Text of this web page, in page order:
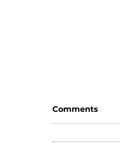
Zaman var
Hayattaki her
Comments